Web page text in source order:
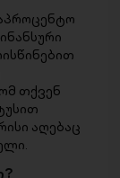
თქვენ
აღებაც